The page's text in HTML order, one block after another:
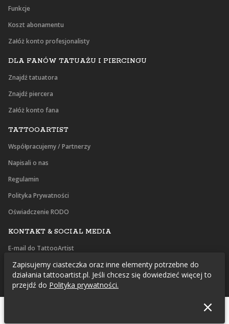
Funkcje
Koszt abonamentu
Załóż konto profesjonalisty
DLA FANÓW TATUAŻU I PIERCINGU
Znajdź tatuatora
Znajdź piercera
Załóż konto fana
TATTOOARTIST
Współpracujemy / Partnerzy
Napisali o nas
Regulamin
Polityka Prywatności
Oświadczenie RODO
KONTAKT & SOCIAL MEDIA
E-mail do TattooArtist
Facebook
Instagram
Zapisujemy ciasteczka oraz inne elementy potrzebne do
działania tattooartist.pl. Jeśli chcesz się dowiedzieć więcej to
przejdź do Polityka prywatności.